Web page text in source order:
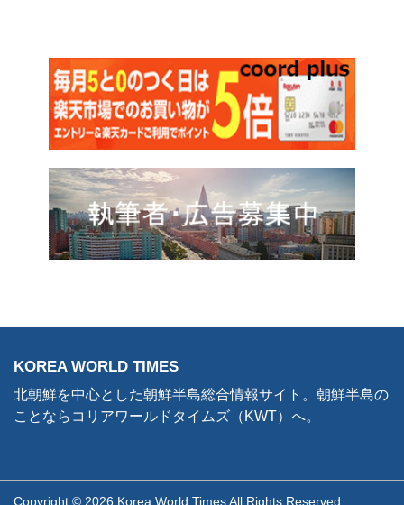
KOREA WORLD TIMES
北朝鮮を中心とした朝鮮半島総合情報サイト。朝鮮半島の
ことならコリアワールドタイムズ（KWT）へ。
Copyright © 2026 Korea World Times All Rights Reserved